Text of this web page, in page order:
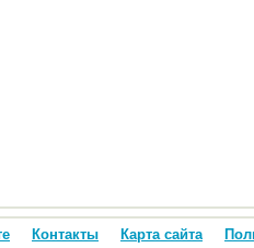
Контакты Карта сайта